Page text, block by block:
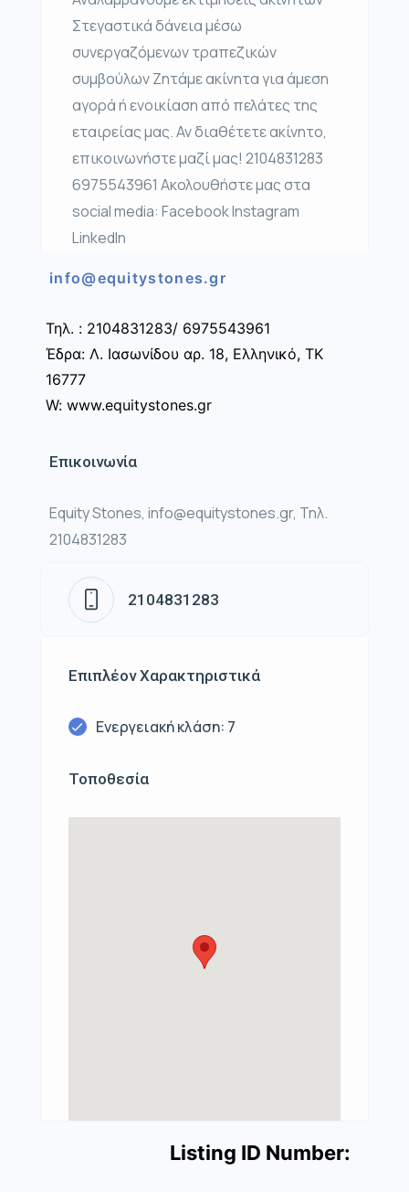
Στεγαστικά δάνεια μέσω
συνεργαζόμενων τραπεζικών
συμβούλων Ζητάμε ακίνητα για άμεση
αγορά ή ενοικίαση από πελάτες της
εταιρείας μας. Αν διαθέτετε ακίνητο,
επικοινωνήστε μαζί μας! 2104831283
6975543961 Ακολουθήστε μας στα
social media: Facebook Instagram
LinkedIn
info@equitystones.gr
Τηλ. : 2104831283/ 6975543961
Έδρα: Λ. Ιασωνίδου αρ. 18, Ελληνικό, ΤΚ
16777
W: www.equitystones.gr
Επικοινωνία
Equity Stones, info@equitystones.gr, Τηλ.
2104831283
2104831283
Επιπλέον Χαρακτηριστικά
Ενεργειακή κλάση: 7
Τοποθεσία
Listing ID Number: